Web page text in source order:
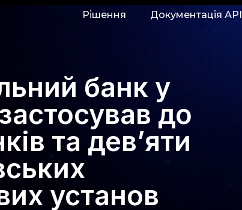
Рішення Документація АРІ
банк у
до
та дев’яти
установ